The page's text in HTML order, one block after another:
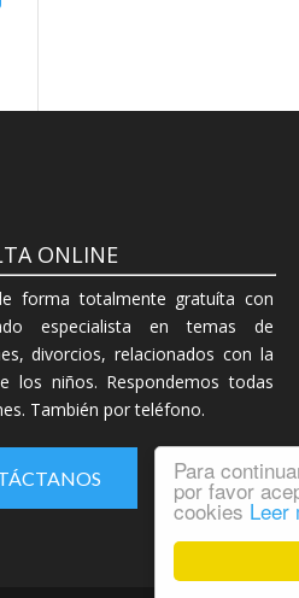
Para
por favor
cookies Leer
ONLINE
forma totalmente gratuíta con
especialista en temas de
divorcios, relacionados con la
los niños. Respondemos todas
También por teléfono.